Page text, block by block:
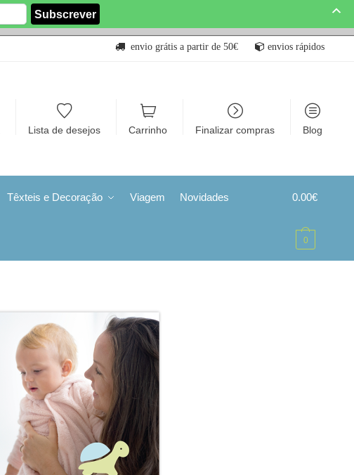
envio grátis a partir de 50€ envios rápidos
Lista de desejos Carrinho Finalizar compras Blog
Têxteis e Decoração Viagem Novidades 0.00€
0